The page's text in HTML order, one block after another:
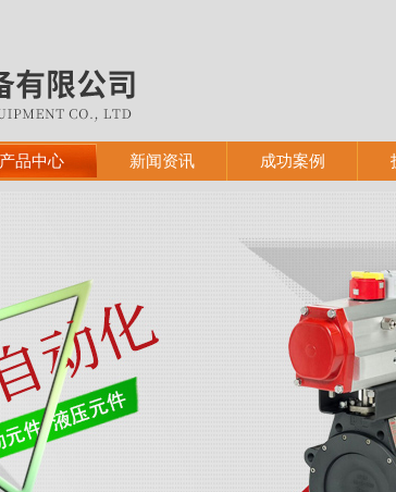
产品中心 新闻资讯 成功案例